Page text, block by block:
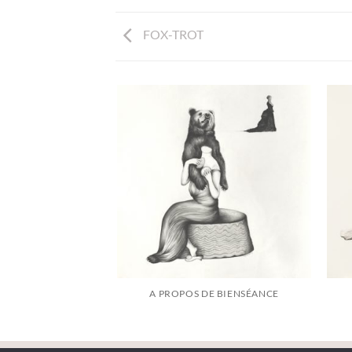
FOX-TROT
A PROPOS DE BIENSÉANCE